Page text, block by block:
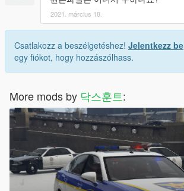
2021. március 18.
Csatlakozz a beszélgetéshez! Jelentkezz be
egy fiókot, hogy hozzászólhass.
More mods by 닥스훈트: